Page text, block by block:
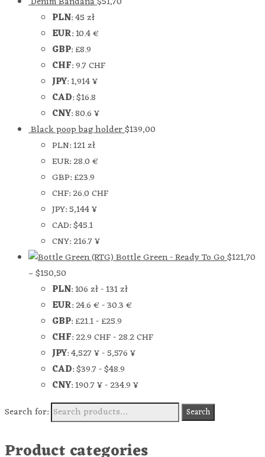
PLN:45 zł
EUR:10.4 €
GBP:£8.9
CHF:9.7 CHF
JPY:1,914 ¥
CAD:$16.8
CNY:80.6 ¥
Black poop bag holder$139,00
PLN:121 zł
EUR:28.0 €
GBP:£23.9
CHF:26.0 CHF
JPY:5,144 ¥
CAD:$45.1
CNY:216.7 ¥
Bottle Green - Ready To Go$121,70
–$150,50
PLN:106 zł-131 zł
EUR:24.6 €-30.3 €
GBP:£21.1-£25.9
CHF:22.9 CHF-28.2 CHF
JPY:4,527 ¥-5,576 ¥
CAD:$39.7-$48.9
CNY:190.7 ¥-234.9 ¥
Search for:
Search
Product categories